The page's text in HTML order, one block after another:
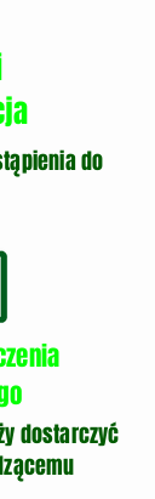
do
dostarczyć